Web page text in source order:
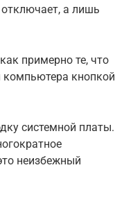
а лишь
примерно те, что
кнопкой
системной платы.
неизбежный